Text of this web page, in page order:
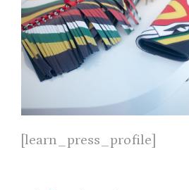
[learn_press_profile]